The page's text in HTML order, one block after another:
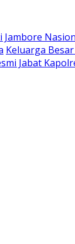
Keluarga
Jabat